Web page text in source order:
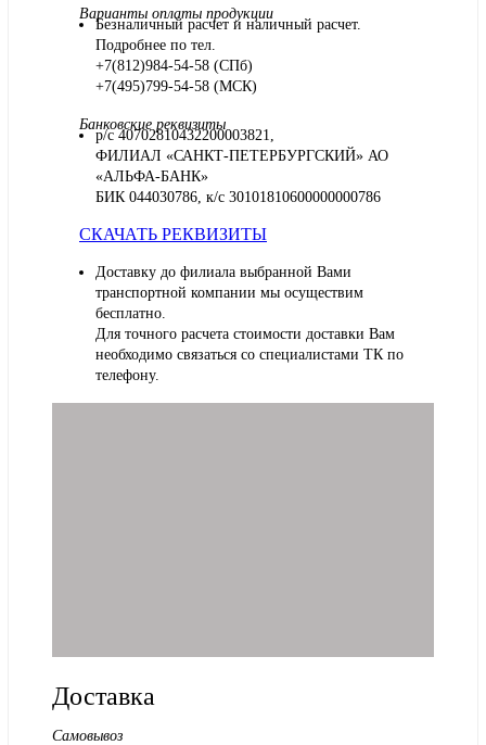
Варианты оплаты продукции
Безналичный расчет и наличный расчет.
Подробнее по тел.
+7(812)984-54-58 (СПб)
+7(495)799-54-58 (МСК)
Банковские реквизиты
р/с 40702810432200003821,
ФИЛИАЛ «САНКТ-ПЕТЕРБУРГСКИЙ» АО
«АЛЬФА-БАНК»
БИК 044030786, к/с 30101810600000000786
СКАЧАТЬ РЕКВИЗИТЫ
Доставку до филиала выбранной Вами
транспортной компании мы осуществим
бесплатно.
Для точного расчета стоимости доставки Вам
необходимо связаться со специалистами ТК по
телефону.
Доставка
Самовывоз